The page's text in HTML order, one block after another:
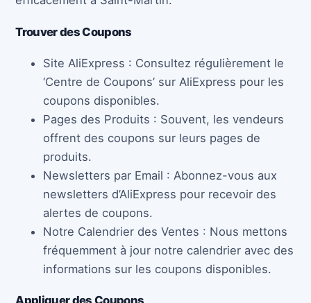
Trouver des Coupons
Site AliExpress : Consultez régulièrement le
‘Centre de Coupons’ sur AliExpress pour les
coupons disponibles.
Pages des Produits : Souvent, les vendeurs
offrent des coupons sur leurs pages de
produits.
Newsletters par Email : Abonnez-vous aux
newsletters d’AliExpress pour recevoir des
alertes de coupons.
Notre Calendrier des Ventes : Nous mettons
fréquemment à jour notre calendrier avec des
informations sur les coupons disponibles.
Appliquer des Coupons